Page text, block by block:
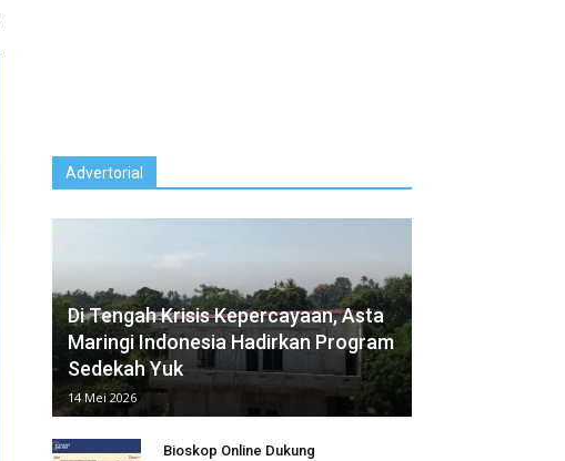
Advertorial
Di Tengah Krisis Kepercayaan, Asta
Maringi Indonesia⁠ Hadirkan Program
Sedekah Yuk
14 Mei 2026
Bioskop Online Dukung